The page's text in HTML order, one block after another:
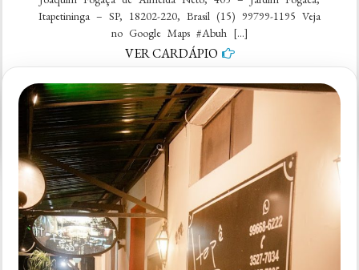
Itapetininga – SP, 18202-220, Brasil (15) 99799-1195 Veja
no Google Maps #Abuh […]
VER CARDÁPIO
5 comentáriosem
Abuh
Esfihas
Itapê